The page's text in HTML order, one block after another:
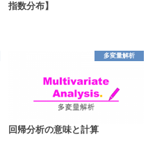
指数分布】
多変量解析
回帰分析の意味と計算